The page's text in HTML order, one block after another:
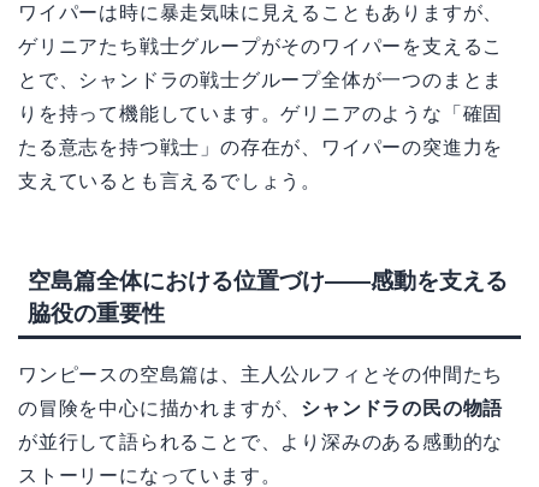
ワイパーは時に暴走気味に見えることもありますが、
ゲリニアたち戦士グループがそのワイパーを支えるこ
とで、シャンドラの戦士グループ全体が一つのまとま
りを持って機能しています。ゲリニアのような「確固
たる意志を持つ戦士」の存在が、ワイパーの突進力を
支えているとも言えるでしょう。
空島篇全体における位置づけ——感動を支える
脇役の重要性
ワンピースの空島篇は、主人公ルフィとその仲間たち
の冒険を中心に描かれますが、 シャンドラの民の物語
が並行して語られることで、より深みのある感動的な
ストーリーになっています。